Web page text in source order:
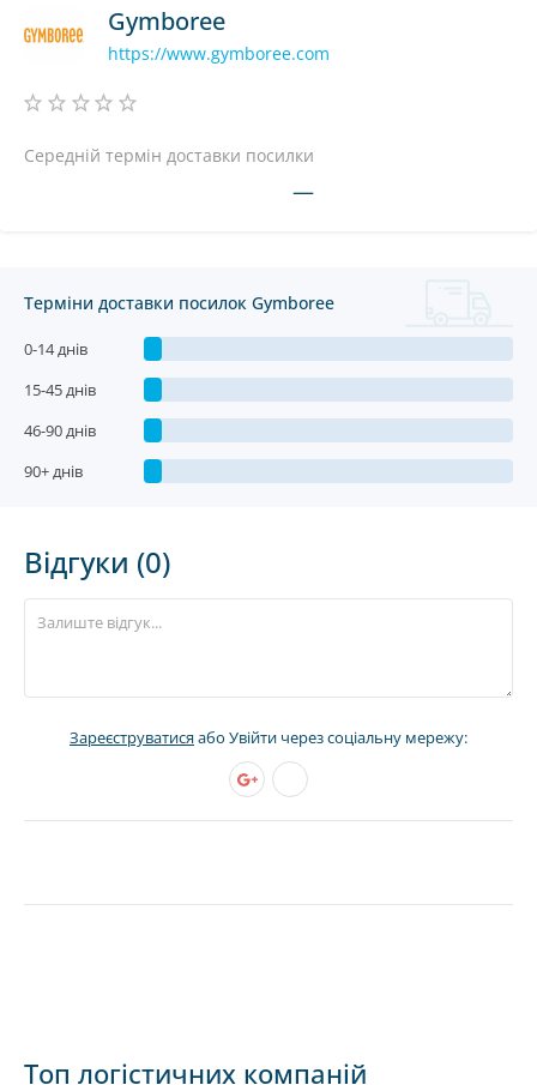
Gymboree
https://www.gymboree.com
Середній термін доставки посилки
—
Терміни доставки посилок Gymboree
0-14 днів
15-45 днів
46-90 днів
90+ днів
Відгуки (0)
Зареєструватисяабо Увійти через соціальну мережу:
Топ логістичних компаній